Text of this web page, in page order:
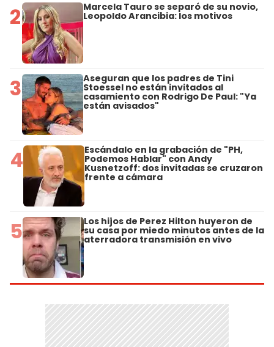
2 Marcela Tauro se separó de su novio,
Leopoldo Arancibia: los motivos
3 Aseguran que los padres de Tini
Stoessel no están invitados al
casamiento con Rodrigo De Paul: "Ya
están avisados"
4 Escándalo en la grabación de "PH,
Podemos Hablar" con Andy
Kusnetzoff: dos invitadas se cruzaron
frente a cámara
5 Los hijos de Perez Hilton huyeron de
su casa por miedo minutos antes de la
aterradora transmisión en vivo